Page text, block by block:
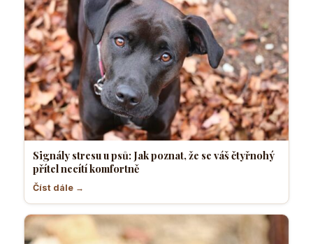
Signály stresu u psů: Jak poznat, že se váš čtyřnohý
přítel necítí komfortně
Číst dále →